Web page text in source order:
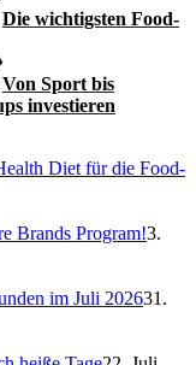
Die wichtigsten Food-
Von Sport bis
investieren
Diet für die Food-
Brands Program!3.
im Juli 202631.